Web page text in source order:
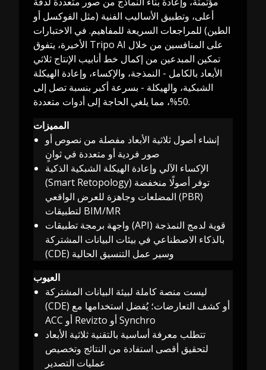
أعلى، وتطبيق الأساليب الفنية (مثل الفوكسل أو
الطين) للمراجعات السريعة للمفاهيم. في الاختبارات
الأخيرة، يتفوق Tripo AI على المنافسين من خلال
تمكين المبدعين من إكمال خط أنابيب الإنتاج ثلاثي
الأبعاد بالكامل - النمذجة، والإكساء، وإعادة الهيكلة
الشبكية، والهيكلة - بسرعة أكبر بنسبة تصل إلى
50%، مما يلغي الحاجة إلى أدوات متعددة.
المميزات
إنشاء أصول ثلاثية الأبعاد مفصلة من نصوص أو
صور فردية أو متعددة في ثوانٍ
الإكساء الآلي وإعادة الهيكلة الشبكية الذكية
(Smart Retopology) توفر أصولًا منخفضة
المضلعات وجاهزة للعرض الواقعي (PBR)
لتطبيقات BIM/MR
واجهة برمجة تطبيقات (API) قوية لدمج النمذجة
بالذكاء الاصطناعي في بيئات البيانات المشتركة
(CDE) وسير عمل التنسيق الحالية
العيوب
ليست منصة كاملة لبيئة البيانات المشتركة
(CDE) أو كشف التعارضات؛ يُفضل استخدامها مع
ACC أو Revizto أو Synchro
تتطلب معرفة أساسية بالتقنية ثلاثية الأبعاد
لتحقيق أقصى استفادة من النتائج وتخصيص
عمليات التصدير